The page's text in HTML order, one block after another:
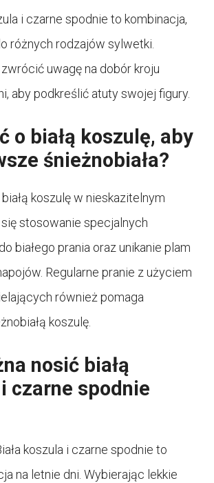
i czarne spodnie to kombinacja,
różnych rodzajów sylwetki.
uwagę na dobór kroju
aby podkreślić atuty swojej figury.
o białą koszulę, aby
śnieżnobiała?
koszulę w nieskazitelnym
stosowanie specjalnych
białego prania oraz unikanie plam
Regularne pranie z użyciem
również pomaga
koszulę.
nosić białą
czarne spodnie
koszula i czarne spodnie to
na letnie dni. Wybierając lekkie